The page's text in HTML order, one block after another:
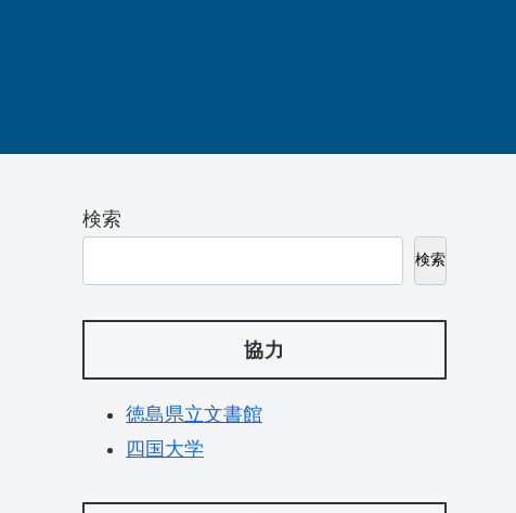
検索
検索
協力
徳島県立文書館
四国大学